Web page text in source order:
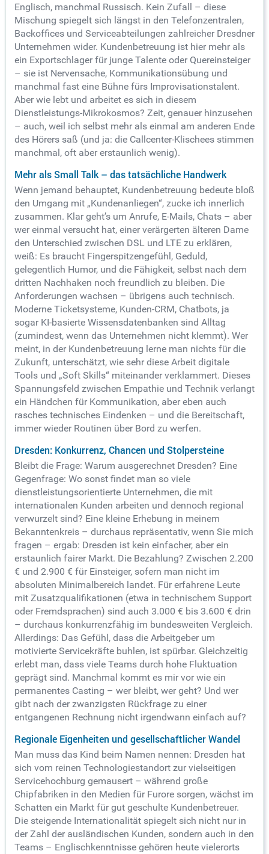
Englisch, manchmal Russisch. Kein Zufall – diese
Mischung spiegelt sich längst in den Telefonzentralen,
Backoffices und Serviceabteilungen zahlreicher Dresdner
Unternehmen wider. Kundenbetreuung ist hier mehr als
ein Exportschlager für junge Talente oder Quereinsteiger
– sie ist Nervensache, Kommunikationsübung und
manchmal fast eine Bühne fürs Improvisationstalent.
Aber wie lebt und arbeitet es sich in diesem
Dienstleistungs-Mikrokosmos? Zeit, genauer hinzusehen
– auch, weil ich selbst mehr als einmal am anderen Ende
des Hörers saß (und ja: die Callcenter-Klischees stimmen
manchmal, oft aber erstaunlich wenig).
Mehr als Small Talk – das tatsächliche Handwerk
Wenn jemand behauptet, Kundenbetreuung bedeute bloß
den Umgang mit „Kundenanliegen“, zucke ich innerlich
zusammen. Klar geht’s um Anrufe, E-Mails, Chats – aber
wer einmal versucht hat, einer verärgerten älteren Dame
den Unterschied zwischen DSL und LTE zu erklären,
weiß: Es braucht Fingerspitzengefühl, Geduld,
gelegentlich Humor, und die Fähigkeit, selbst nach dem
dritten Nachhaken noch freundlich zu bleiben. Die
Anforderungen wachsen – übrigens auch technisch.
Moderne Ticketsysteme, Kunden-CRM, Chatbots, ja
sogar KI-basierte Wissensdatenbanken sind Alltag
(zumindest, wenn das Unternehmen nicht klemmt). Wer
meint, in der Kundenbetreuung lerne man nichts für die
Zukunft, unterschätzt, wie sehr diese Arbeit digitale
Tools und „Soft Skills“ miteinander verklammert. Dieses
Spannungsfeld zwischen Empathie und Technik verlangt
ein Händchen für Kommunikation, aber eben auch
rasches technisches Eindenken – und die Bereitschaft,
immer wieder Routinen über Bord zu werfen.
Dresden: Konkurrenz, Chancen und Stolpersteine
Bleibt die Frage: Warum ausgerechnet Dresden? Eine
Gegenfrage: Wo sonst findet man so viele
dienstleistungsorientierte Unternehmen, die mit
internationalen Kunden arbeiten und dennoch regional
verwurzelt sind? Eine kleine Erhebung in meinem
Bekanntenkreis – durchaus repräsentativ, wenn Sie mich
fragen – ergab: Dresden ist kein einfacher, aber ein
erstaunlich fairer Markt. Die Bezahlung? Zwischen 2.200
€ und 2.900 € für Einsteiger, sofern man nicht im
absoluten Minimalbereich landet. Für erfahrene Leute
mit Zusatzqualifikationen (etwa in technischem Support
oder Fremdsprachen) sind auch 3.000 € bis 3.600 € drin
– durchaus konkurrenzfähig im bundesweiten Vergleich.
Allerdings: Das Gefühl, dass die Arbeitgeber um
motivierte Servicekräfte buhlen, ist spürbar. Gleichzeitig
erlebt man, dass viele Teams durch hohe Fluktuation
geprägt sind. Manchmal kommt es mir vor wie ein
permanentes Casting – wer bleibt, wer geht? Und wer
gibt nach der zwanzigsten Rückfrage zu einer
entgangenen Rechnung nicht irgendwann einfach auf?
Regionale Eigenheiten und gesellschaftlicher Wandel
Man muss das Kind beim Namen nennen: Dresden hat
sich vom reinen Technologiestandort zur vielseitigen
Servicehochburg gemausert – während große
Chipfabriken in den Medien für Furore sorgen, wächst im
Schatten ein Markt für gut geschulte Kundenbetreuer.
Die steigende Internationalität spiegelt sich nicht nur in
der Zahl der ausländischen Kunden, sondern auch in den
Teams – Englischkenntnisse gehören heute vielerorts